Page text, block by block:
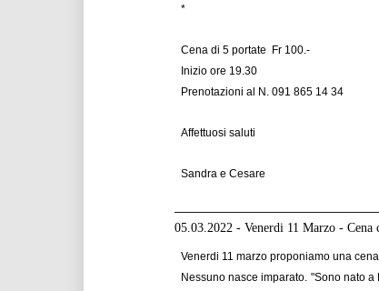
*
Cena di 5 portate Fr 100.-
Inizio ore 19.30
Prenotazioni al N. 091 865 14 34
Affettuosi saluti
Sandra e Cesare
05.03.2022 - Venerdi 11 Marzo -
Venerdi 11 marzo proponiamo una
Nessuno nasce imparato. "Sono nato a